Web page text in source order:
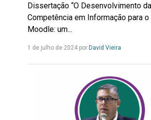
Dissertação “O Desenvolvimento da
Competência em Informação para
Moodle: um...
1 de julho de 2024 por David VieiraLeia